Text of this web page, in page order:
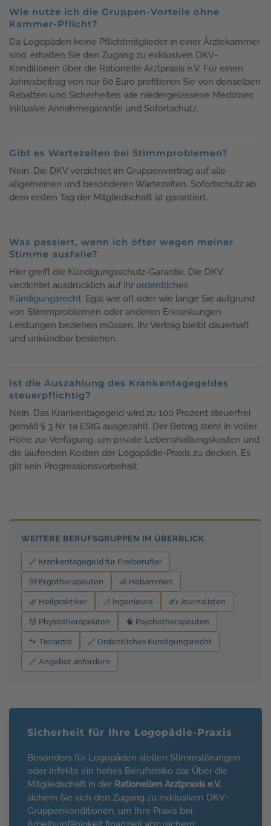
Wie nutze ich die Gruppen-Vorteile ohne
Kammer-Pflicht?
Da Logopäden keine Pflichtmitglieder in einer Ärztekammer
sind, erhalten Sie den Zugang zu exklusiven DKV-
Konditionen über die Rationelle Arztpraxis e.V. Für einen
Jahresbeitrag von nur 60 Euro profitieren Sie von denselben
Rabatten und Sicherheiten wie niedergelassene Mediziner,
inklusive Annahmegarantie und Sofortschutz.
Gibt es Wartezeiten bei Stimmproblemen?
Nein. Die DKV verzichtet im Gruppenvertrag auf alle
allgemeinen und besonderen Wartezeiten. Sofortschutz ab
dem ersten Tag der Mitgliedschaft ist garantiert.
Was passiert, wenn ich öfter wegen meiner
Stimme ausfalle?
Hier greift die Kündigungsschutz-Garantie. Die DKV
verzichtet ausdrücklich auf ihr ordentliches
Kündigungsrecht. Egal wie oft oder wie lange Sie aufgrund
von Stimmproblemen oder anderen Erkrankungen
Leistungen beziehen müssen, Ihr Vertrag bleibt dauerhaft
und unkündbar bestehen.
Ist die Auszahlung des Krankentagegeldes
steuerpflichtig?
Nein. Das Krankentagegeld wird zu 100 Prozent steuerfrei
gemäß § 3 Nr. 1a EStG ausgezahlt. Der Betrag steht in voller
Höhe zur Verfügung, um private Lebenshaltungskosten und
die laufenden Kosten der Logopädie-Praxis zu decken. Es
gilt kein Progressionsvorbehalt.
WEITERE BERUFSGRUPPEN IM ÜBERBLICK
🔗 Krankentagegeld für Freiberufler
👐 Ergotherapeuten 👶 Hebammen
🌿 Heilpraktiker 📐 Ingenieure ✍️ Journalisten
💆 Physiotherapeuten 🧠 Psychotherapeuten
🐾 Tierärzte 🔗 Ordentliches Kündigungsrecht
🔗 Angebot anfordern
Sicherheit für Ihre Logopädie-Praxis
Besonders für Logopäden stellen Stimmstörungen
oder Infekte ein hohes Berufsrisiko dar. Über die
Mitgliedschaft in der Rationellen Arztpraxis e.V.
sichern Sie sich den Zugang zu exklusiven DKV-
Gruppenkonditionen, um Ihre Praxis bei